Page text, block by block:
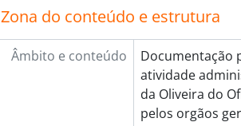
Zona do conteúdo e estrutura
Âmbito e conteúdo
Documentação
atividade
da Oliveira do
pelos orgãos